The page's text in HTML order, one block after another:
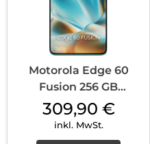
Motorola Edge 60
Fusion 256 GB
Amazonite
309,90 €
inkl. MwSt.